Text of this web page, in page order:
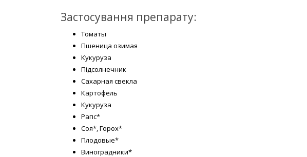
Застосування препарату:
Томаты
Пшеница озимая
Кукуруза
Підсолнечник
Сахарная свекла
Картофель
Кукуруза
Рапс*
Соя*, Горох*
Плодовые*
Виноградники*